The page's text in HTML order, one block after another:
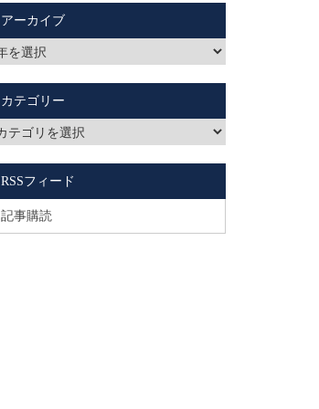
アーカイブ
カテゴリー
RSSフィード
記事購読